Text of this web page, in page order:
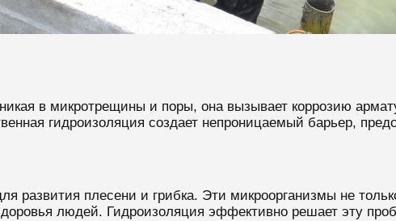
в микротрещины и поры, она вызывает коррозию
гидроизоляция создает непроницаемый барьер,
развития плесени и грибка. Эти микроорганизмы не
людей. Гидроизоляция эффективно решает эту